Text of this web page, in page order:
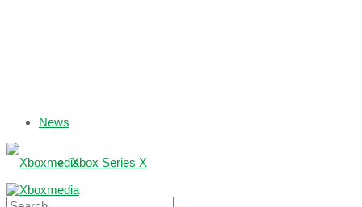
News
Xbox Series X